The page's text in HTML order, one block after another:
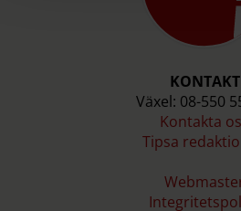
KONTAKT
Växel: 08-550
Kontakta
Tipsa